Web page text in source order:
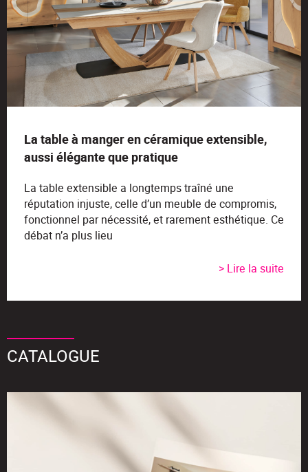
La table à manger en céramique extensible,
aussi élégante que pratique
La table extensible a longtemps traîné une
réputation injuste, celle d’un meuble de compromis,
fonctionnel par nécessité, et rarement esthétique. Ce
débat n’a plus lieu
> Lire la suite
CATALOGUE